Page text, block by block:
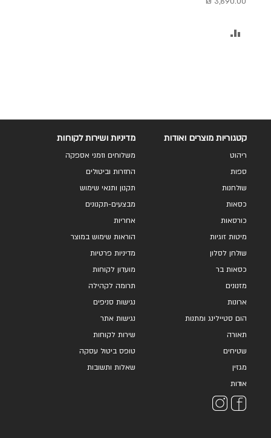
קטגוריות מוצרים ואודות
ריהוט
ספות
שולחנות
כסאות
כורסאות
מיטות זוגיות
שולחן לסלון
כסאות בר
מזנונים
ארונות
הום סטיילינג ומתנות
תאורה
שטיחים
מגזין
אודות
מדיניות ושירות לקוחות
משלוחים וזמני אספקה
החזרות וביטולים
תקנון ותנאי שימוש
מבצעים-תקנונים
אחריות
הוראות שימוש במוצר
מדיניות פרטיות
מועדון לקוחות
תרומה לקהילה
נגישות סניפים
נגישות אתר
שירות לקוחות
טופס ביטול עסקה
שאלות ותשובות